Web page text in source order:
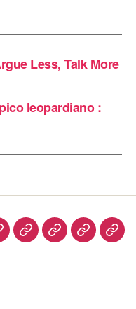
Less, Talk More
leopardiano :